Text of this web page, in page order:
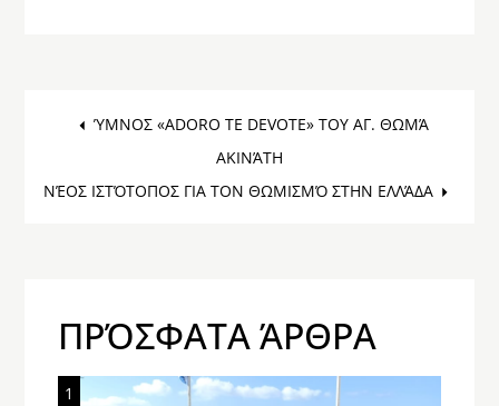
Post
navigation
ΎΜΝΟΣ «ADORO TE DEVOTE» ΤΟΥ ΑΓ. ΘΩΜΆ
ΑΚΙΝΆΤΗ
ΝΈΟΣ ΙΣΤΌΤΟΠΟΣ ΓΙΑ ΤΟΝ ΘΩΜΙΣΜΌ ΣΤΗΝ ΕΛΛΆΔΑ
ΠΡΌΣΦΑΤΑ ΆΡΘΡΑ
1